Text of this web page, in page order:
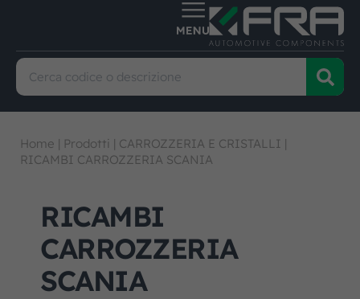
Home | Prodotti | CARROZZERIA E CRISTALLI |
RICAMBI CARROZZERIA SCANIA
RICAMBI
CARROZZERIA
SCANIA